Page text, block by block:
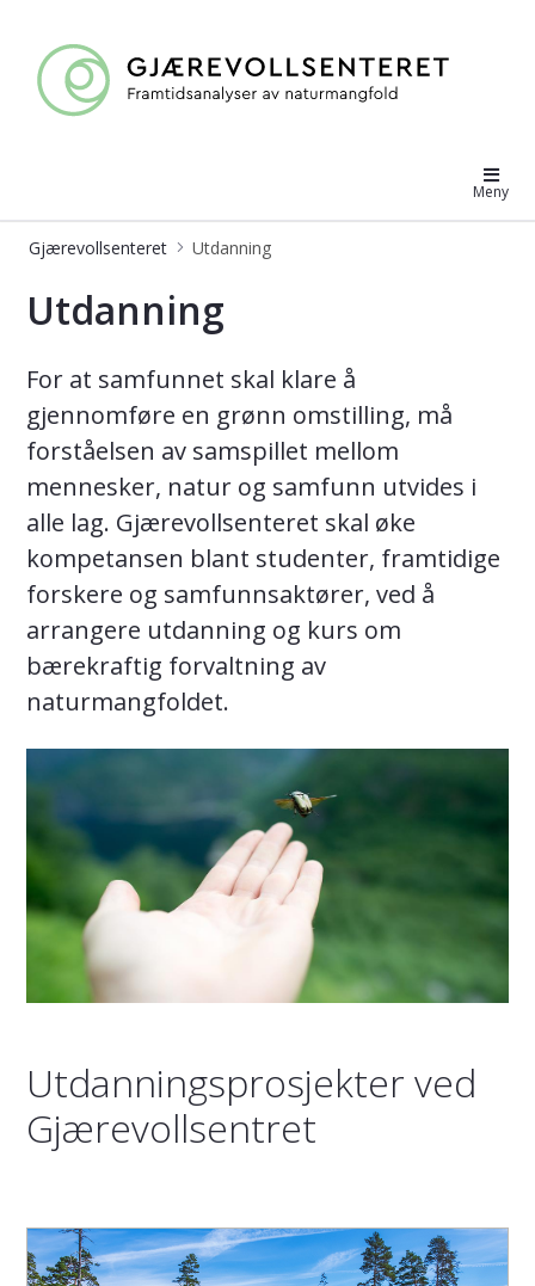
Gjærevollsenteret
Meny
Gjærevollsenteret Utdanning
Utdanning - Gjærevollsenteret
Utdanning
For at samfunnet skal klare å
gjennomføre en grønn omstilling, må
forståelsen av samspillet mellom
mennesker, natur og samfunn utvides i
alle lag. Gjærevollsenteret skal øke
kompetansen blant studenter, framtidige
forskere og samfunnsaktører, ved å
arrangere utdanning og kurs om
bærekraftig forvaltning av
naturmangfoldet.
Utdanningsprosjekter ved
Gjærevollsentret